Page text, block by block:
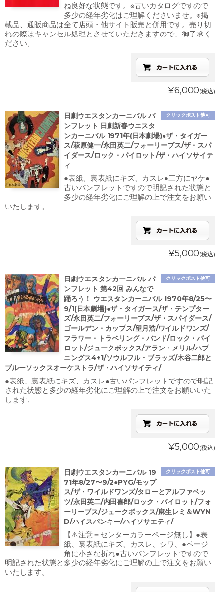
ね良好な状態です。※古いカタログですので
多少の経年劣化はご理解くださいませ。※掲
載品、通販商品は全て店頭・他サイト販売と併用です。売り切
れの際はキャンセル処理とさせていただきますので、御了承く
ださい。
¥6,000(税込)
クリックポスト他可
日劇ウエスタンカーニバル パ
ンフレット 日劇新春ウエスタ
ンカーニバル 1971年(日本劇場)●ザ・タイガー
ス/萩原健一/永田英二/フォーリーブス/ザ・スパ
イダース/ロック・パイロット/ザ・ハイソサイテ
ィ
●表紙、裏表紙にキズ、カスレ●三方にヤケ●
古いパンフレットですので明記された状態と
多少の経年劣化にご理解の上で注文をお願い
いたします。
¥5,000(税込)
クリックポスト他可
日劇ウエスタンカーニバル パ
ンフレット 第42回 みんなで
踊ろう！ ウエスタンカーニバル 1970年8/25〜
9/1(日本劇場)●ザ・タイガース/ザ・テンプター
ズ/永田英二/フォーリーブス/ザ・スパイダース/
ゴールデン・カップス/望月浩/ワイルドワンズ/
フラワー・トラベリング・バンド/ロック・パイ
ロット/ジュークボックス/アラン・メリル/ハプ
ニングス4+1/ソウルフル・ブラッズ/木谷二郎と
ブルーソックスオーケストラ/ザ・ハイソサイティ/
●表紙、裏表紙にキズ、カスレ●古いパンフレットですので明記
された状態と多少の経年劣化にご理解の上で注文をお願いいた
します。
¥5,000(税込)
クリックポスト他可
日劇ウエスタンカーニバル 19
71年8/27〜9/2●PYG/モップ
ス/ザ・ワイルドワンズ/タローとアルファベッ
ツ/永田英二/内田喜郎/ロック・パイロット/フォ
ーリーブス/ジュークボックス/麻生レミ＆WYN
D/ハイスパンキー/ハイソサエティ/
【⚠️注意＝センターカラーページ無し】●表
紙、裏表紙にキズ、カスレ、シワ、●ページ
角に小さな折れ●古いパンフレットですので
明記された状態と多少の経年劣化にご理解の上で注文をお願い
いたします。